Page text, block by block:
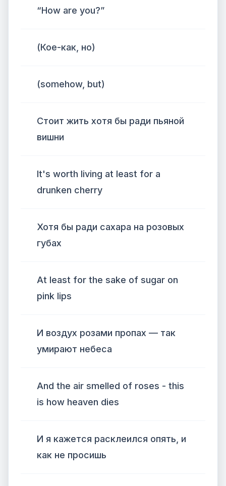
“How are you?”
(Кое-как, но)
(somehow, but)
Стоит жить хотя бы ради пьяной
вишни
It's worth living at least for a
drunken cherry
Хотя бы ради сахара на розовых
губах
At least for the sake of sugar on
pink lips
И воздух розами пропах — так
умирают небеса
And the air smelled of roses - this
is how heaven dies
И я кажется расклеился опять, и
как не просишь